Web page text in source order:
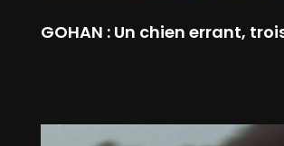
GOHAN : Un chien errant,